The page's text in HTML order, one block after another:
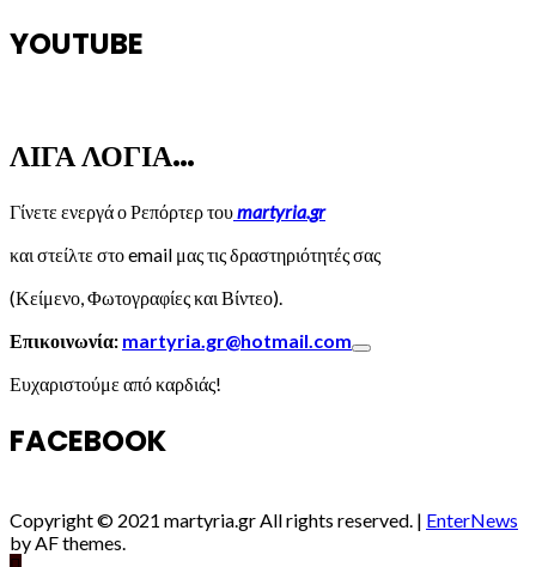
YOUTUBE
ΛΙΓΑ ΛΟΓΙΑ…
Γίνετε ενεργά ο Ρεπόρτερ τουmartyria.gr
και στείλτε στο email μας τις δραστηριότητές σας
(Κείμενο, Φωτογραφίες και Βίντεο).
Επικοινωνία: martyria.gr@hotmail.com
Ευχαριστούμε από καρδιάς!
FACEBOOK
Copyright © 2021 martyria.gr All rights reserved. | EnterNews
by AF themes.